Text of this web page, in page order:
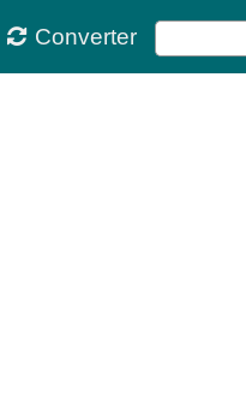
Converter